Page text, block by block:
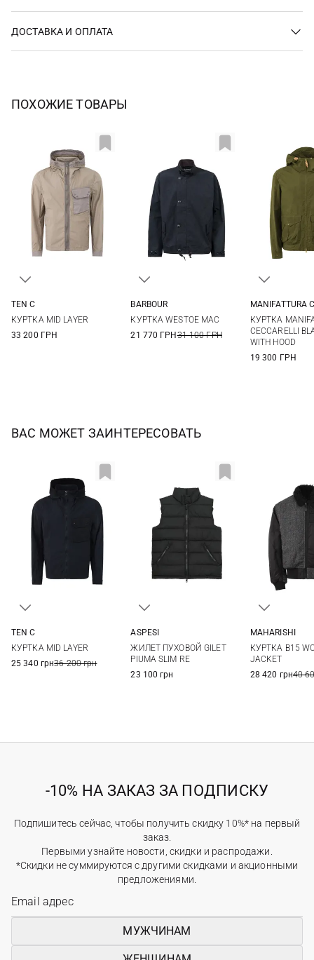
ДОСТАВКА И ОПЛАТА
ПОХОЖИЕ ТОВАРЫ
TEN C
КУРТКА MID LAYER
33 200 ГРН
BARBOUR
КУРТКА WESTOE MAC
21 770 ГРН31 100 ГРН
48
MANIFATTURA
КУРТКА
CECCARELLI
WITH HOOD
19 300 ГРН
ВАС МОЖЕТ ЗАИНТЕРЕСОВАТЬ
TEN C
КУРТКА MID LAYER
25 340 грн36 200 грн
ASPESI
ЖИЛЕТ ПУХОВОЙ GILET
PIUMA SLIM RE
23 100 грн
MAHARISHI
КУРТКА B15
JACKET
28 420 грн40
-10% НА ЗАКАЗ ЗА ПОДПИСКУ
Подпишитесь сейчас, чтобы получить скидку 10%* на первый
заказ.
Первыми узнайте новости, скидки и распродажи.
*Скидки не суммируются с другими скидками и акционными
предложениями.
МУЖЧИНАМ